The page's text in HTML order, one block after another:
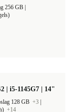
| i5-1145G7 | 14"